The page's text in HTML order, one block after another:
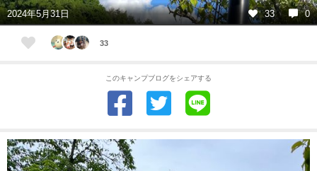
2024年5月31日 33 0
33
このキャンプブログをシェアする